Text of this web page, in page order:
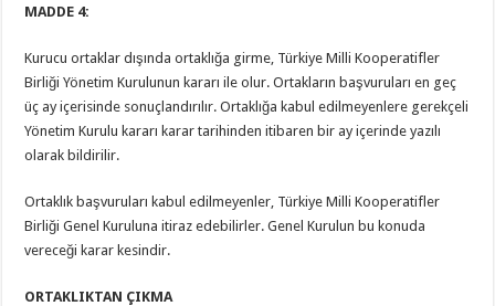
MADDE 4:
Kurucu ortaklar dışında ortaklığa girme, Türkiye Milli Kooperatifler
Birliği Yönetim Kurulunun kararı ile olur. Ortakların başvuruları en geç
üç ay içerisinde sonuçlandırılır. Ortaklığa kabul edilmeyenlere gerekçeli
Yönetim Kurulu kararı karar tarihinden itibaren bir ay içerinde yazılı
olarak bildirilir.
Ortaklık başvuruları kabul edilmeyenler, Türkiye Milli Kooperatifler
Birliği Genel Kuruluna itiraz edebilirler. Genel Kurulun bu konuda
vereceği karar kesindir.
ORTAKLIKTAN ÇIKMA